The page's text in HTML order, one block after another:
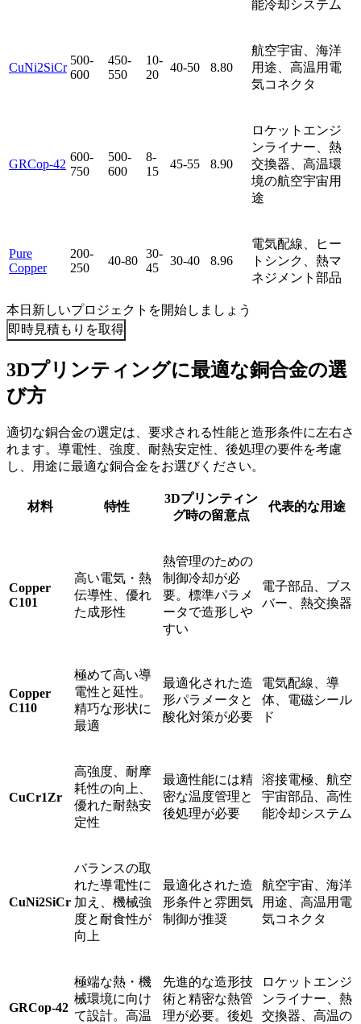
能冷却システム
CuNi2SiCr
500-
600
450-
550
10-
20
40-50 8.80
航空宇宙、海洋
用途、高温用電
気コネクタ
GRCop-42
600-
750
500-
600
8-
15
45-55 8.90
ロケットエンジ
ンライナー、熱
交換器、高温環
境の航空宇宙用
途
Pure
Copper
200-
250
40-80
30-
45
30-40 8.96
電気配線、ヒー
トシンク、熱マ
ネジメント部品
本日新しいプロジェクトを開始しましょう
即時見積もりを取得
3Dプリンティングに最適な銅合金の選
び方
適切な銅合金の選定は、要求される性能と造形条件に左右さ
れます。導電性、強度、耐熱安定性、後処理の要件を考慮
し、用途に最適な銅合金をお選びください。
材料 特性
3Dプリンティン
グ時の留意点
代表的な用途
Copper
C101
高い電気・熱
伝導性、優れ
た成形性
熱管理のための
制御冷却が必
要。標準パラメ
ータで造形しや
すい
電子部品、ブス
バー、熱交換器
Copper
C110
極めて高い導
電性と延性。
精巧な形状に
最適
最適化された造
形パラメータと
酸化対策が必要
電気配線、導
体、電磁シール
ド
CuCr1Zr
高強度、耐摩
耗性の向上、
優れた耐熱安
定性
最適性能には精
密な温度管理と
後処理が必要
溶接電極、航空
宇宙部品、高性
能冷却システム
CuNi2SiCr
バランスの取
れた導電性に
加え、機械強
度と耐食性が
向上
最適化された造
形条件と雰囲気
制御が推奨
航空宇宙、海洋
用途、高温用電
気コネクタ
GRCop-42
極端な熱・機
械環境に向け
て設計。高温
先進的な造形技
術と精密な熱管
理が必要。後処
ロケットエンジ
ンライナー、熱
交換器、高温の